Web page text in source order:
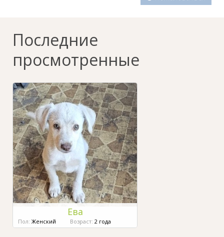
Последние
просмотренные
Ева
Пол: Женский Возраст: 2 года